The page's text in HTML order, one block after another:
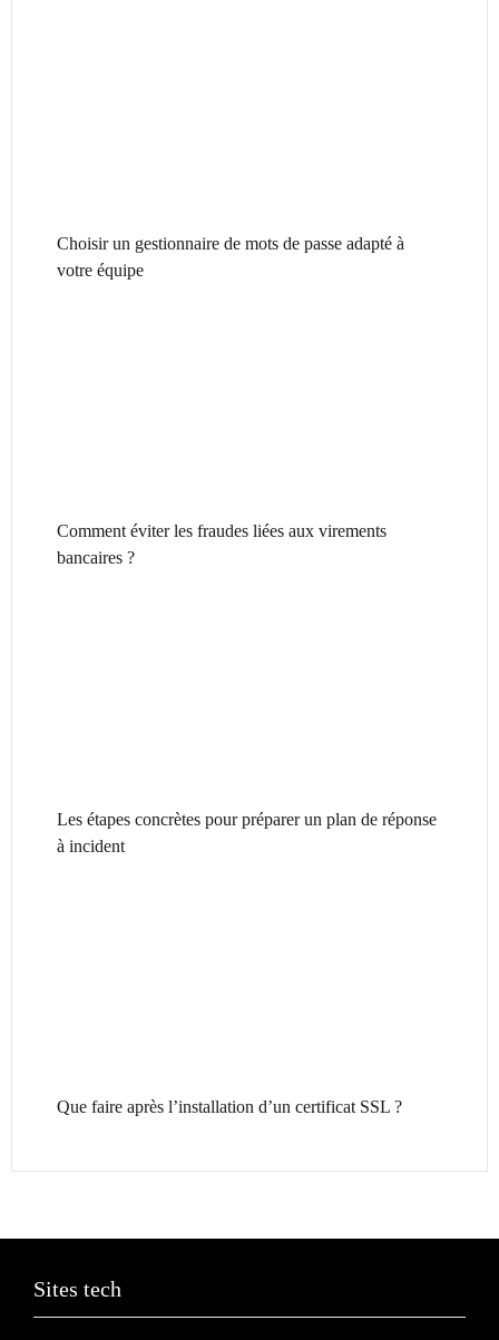
Choisir un gestionnaire de mots de passe adapté à
votre équipe
Comment éviter les fraudes liées aux virements
bancaires ?
Les étapes concrètes pour préparer un plan de réponse
à incident
Que faire après l’installation d’un certificat SSL ?
Sites tech